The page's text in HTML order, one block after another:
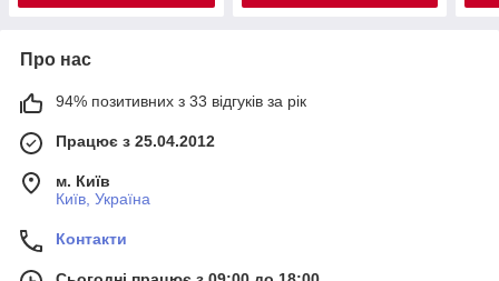
Про нас
94% позитивних з 33 відгуків за рік
Працює з 25.04.2012
м. Київ
Київ, Україна
Контакти